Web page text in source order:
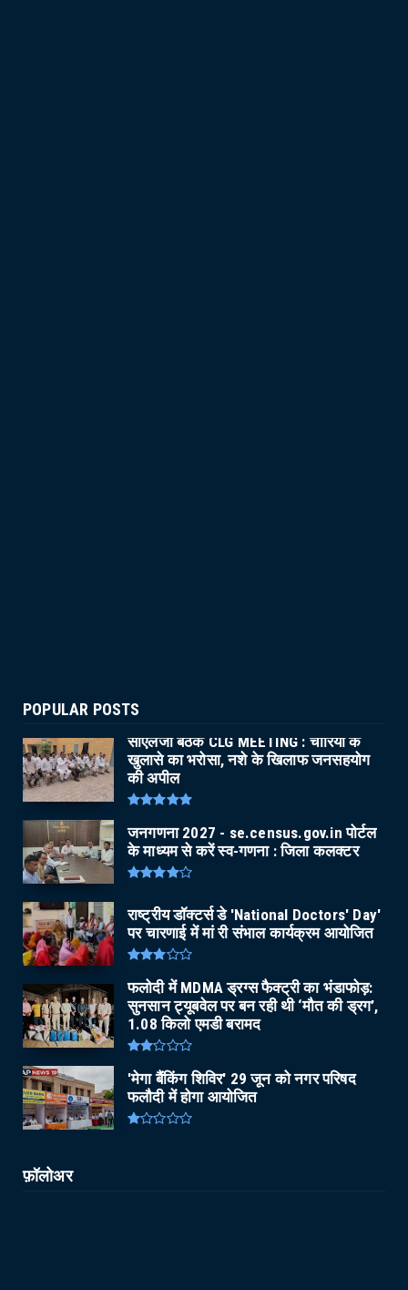
POPULAR POSTS
सीएलजी बैठक CLG MEETING : चोरियों के
खुलासे का भरोसा, नशे के खिलाफ जनसहयोग
की अपील
जनगणना 2027 - se.census.gov.in पोर्टल
के माध्यम से करें स्व-गणना : जिला कलक्टर
राष्ट्रीय डॉक्टर्स डे 'National Doctors' Day'
पर चारणाई में मां री संभाल कार्यक्रम आयोजित
फलोदी में MDMA ड्रग्स फैक्ट्री का भंडाफोड़:
सुनसान ट्यूबवेल पर बन रही थी ‘मौत की ड्रग’,
1.08 किलो एमडी बरामद
'मेगा बैंकिंग शिविर' 29 जून को नगर परिषद
फलौदी में होगा आयोजित
फ़ॉलोअर